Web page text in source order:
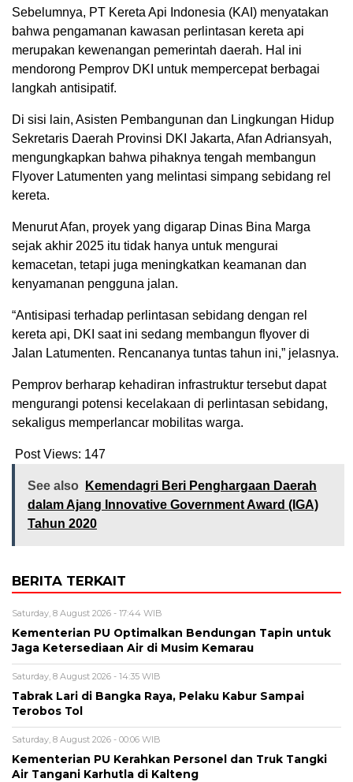
Sebelumnya, PT Kereta Api Indonesia (KAI) menyatakan
bahwa pengamanan kawasan perlintasan kereta api
merupakan kewenangan pemerintah daerah. Hal ini
mendorong Pemprov DKI untuk mempercepat berbagai
langkah antisipatif.
Di sisi lain, Asisten Pembangunan dan Lingkungan Hidup
Sekretaris Daerah Provinsi DKI Jakarta, Afan Adriansyah,
mengungkapkan bahwa pihaknya tengah membangun
Flyover Latumenten yang melintasi simpang sebidang rel
kereta.
Menurut Afan, proyek yang digarap Dinas Bina Marga
sejak akhir 2025 itu tidak hanya untuk mengurai
kemacetan, tetapi juga meningkatkan keamanan dan
kenyamanan pengguna jalan.
“Antisipasi terhadap perlintasan sebidang dengan rel
kereta api, DKI saat ini sedang membangun flyover di
Jalan Latumenten. Rencananya tuntas tahun ini,” jelasnya.
Pemprov berharap kehadiran infrastruktur tersebut dapat
mengurangi potensi kecelakaan di perlintasan sebidang,
sekaligus memperlancar mobilitas warga.
Post Views: 147
See also
Kemendagri Beri Penghargaan Daerah
dalam Ajang Innovative Government Award (IGA)
Tahun 2020
BERITA TERKAIT
Saturday, 8 August 2026 - 17:44 WIB
Kementerian PU Optimalkan Bendungan Tapin untuk
Jaga Ketersediaan Air di Musim Kemarau
Saturday, 8 August 2026 - 14:35 WIB
Tabrak Lari di Bangka Raya, Pelaku Kabur Sampai
Terobos Tol
Saturday, 8 August 2026 - 00:06 WIB
Kementerian PU Kerahkan Personel dan Truk Tangki
Air Tangani Karhutla di Kalteng